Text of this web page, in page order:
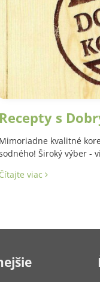
Recepty s
Mimoriadne kvalitné
Široký výber -
Čítajte viac